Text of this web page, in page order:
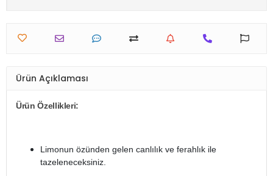
Ürün Açıklaması
Ürün Özellikleri:
Limonun özünden gelen canlılık ve ferahlık ile
tazeleneceksiniz.